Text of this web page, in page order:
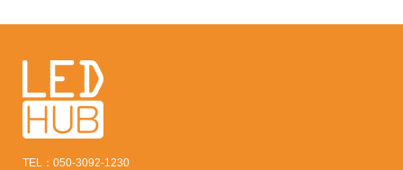
TEL：050-3092-1230